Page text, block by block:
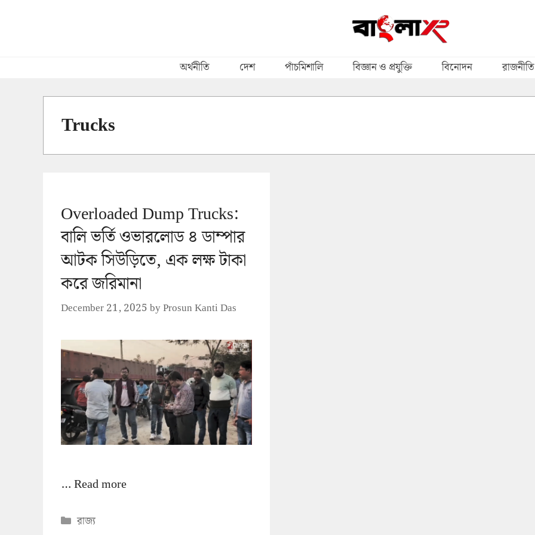
অর্থনীতি দেশ পাঁচমিশালি বিজ্ঞান ও প্রযুক্তি বিনোদন রাজনীতি
Trucks
Overloaded Dump Trucks:
বালি ভর্তি ওভারলোড ৪ ডাম্পার
আটক সিউড়িতে, এক লক্ষ টাকা
করে জরিমানা
December 21, 2025byProsun Kanti Das
…Read more
Categories
রাজ্য